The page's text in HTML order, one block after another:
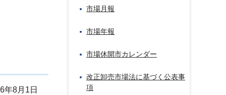
年8月1日
市場月報
市場年報
市場休開市カレンダー
改正卸売市場法に基づく公表事
項